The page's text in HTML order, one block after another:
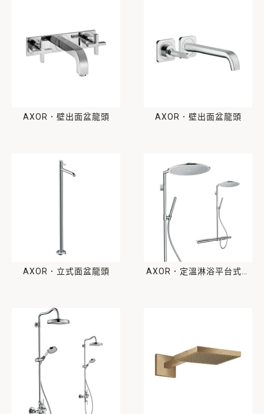
AXOR．壁出面盆龍頭 AXOR．壁出面盆龍頭
AXOR．立式面盆龍頭
AXOR．定溫淋浴平台式花